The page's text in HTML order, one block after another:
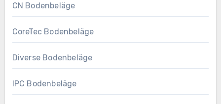
CN Bodenbeläge
CoreTec Bodenbeläge
Diverse Bodenbeläge
IPC Bodenbeläge